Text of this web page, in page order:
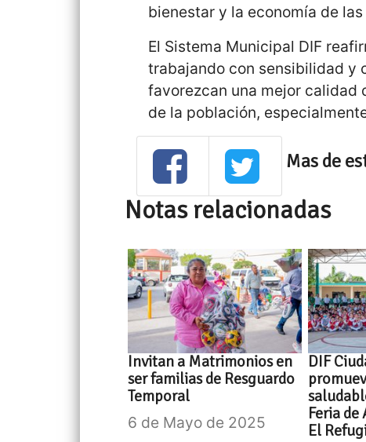
bienestar y la economía de
El Sistema Municipal DIF
trabajando con sensibilidad y
favorezcan una mejor calidad
de la población,
Mas de
Notas relacionadas
Invitan a Matrimonios en
ser familias de Resguardo
Temporal
6 de Mayo de 2025
DIF
Feria
El